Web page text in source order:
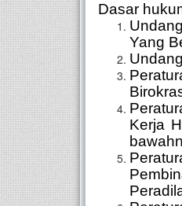
Dasar
Yang
Kerja